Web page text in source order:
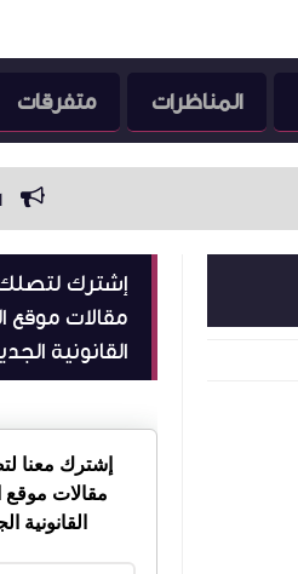
المناظرات متفرقات
القوة
إشترك
مقالات موقع
القانونية
إشترك معنا
مقالات موقع
القانونية